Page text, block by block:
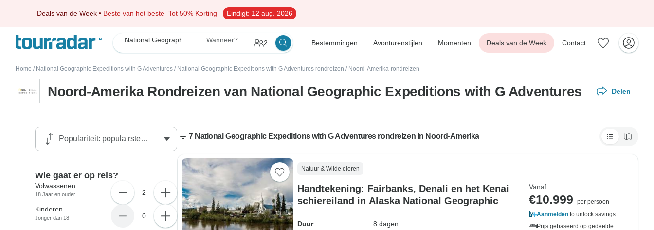
Deals van de Week • Beste van het beste Tot 50% Korting Eindigt: 12 aug. 2026
Wanneer? 2 Bestemmingen Avonturenstijlen Momenten Deals van de Week Contact
Home / National Geographic Expeditions with G Adventures / National Geographic Expeditions with G Adventures rondreizen / Noord-Amerika-rondreizen
Noord-Amerika Rondreizen van National Geographic Expeditions with G Adventures Delen
7 National Geographic Expeditions with G Adventures rondreizen in Noord-Amerika
Natuur & Wilde dieren
Handtekening: Fairbanks, Denali en het Kenai
schiereiland in Alaska National Geographic
Duur
8 dagen
Vanaf
€10.999
per persoon
Aanmelden to unlock savings
Prijs gebaseerd op gedeelde
Wie gaat er op reis?
Volwassenen
18 Jaar en ouder 2
Kinderen
Jonger dan 18 0